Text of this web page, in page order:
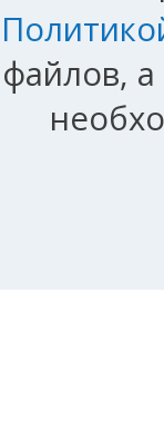
файлов,